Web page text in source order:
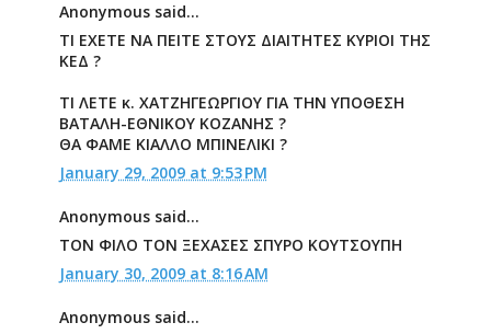
Anonymous said...
ΤΙ ΕΧΕΤΕ ΝΑ ΠΕΙΤΕ ΣΤΟΥΣ ΔΙΑΙΤΗΤΕΣ ΚΥΡΙΟΙ ΤΗΣ
ΚΕΔ ?
ΤΙ ΛΕΤΕ κ. ΧΑΤΖΗΓΕΩΡΓΙΟΥ ΓΙΑ ΤΗΝ ΥΠΟΘΕΣΗ
ΒΑΤΑΛΗ-ΕΘΝΙΚΟΥ ΚΟΖΑΝΗΣ ?
ΘΑ ΦΑΜΕ ΚΙΑΛΛΟ ΜΠΙΝΕΛΙΚΙ ?
January 29, 2009 at 9:53 PM
Anonymous said...
ΤΟΝ ΦΙΛΟ ΤΟΝ ΞΕΧΑΣΕΣ ΣΠΥΡΟ ΚΟΥΤΣΟΥΠΗ
January 30, 2009 at 8:16 AM
Anonymous said...